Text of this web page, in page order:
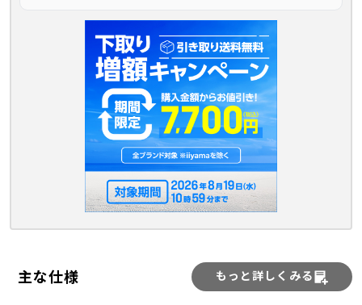
主な仕様 もっと詳しくみる